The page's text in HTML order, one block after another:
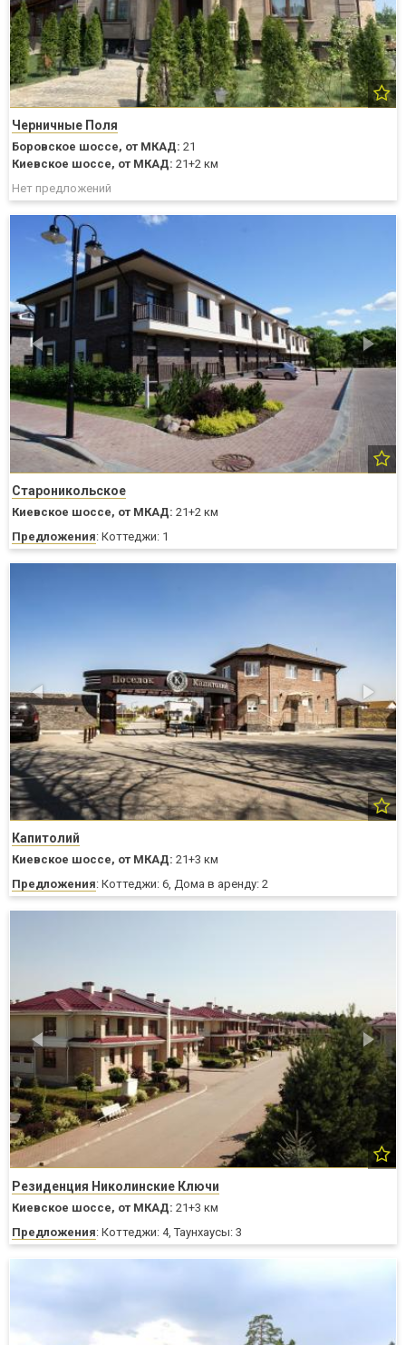
Черничные Поля
Боровское шоссе, от МКАД: 21
Киевское шоссе, от МКАД: 21+2 км
Нет предложений
Староникольское
Киевское шоссе, от МКАД: 21+2 км
Предложения: Коттеджи: 1
Капитолий
Киевское шоссе, от МКАД: 21+3 км
Предложения: Коттеджи: 6, Дома в аренду: 2
Резиденция Николинские Ключи
Киевское шоссе, от МКАД: 21+3 км
Предложения: Коттеджи: 4, Таунхаусы: 3